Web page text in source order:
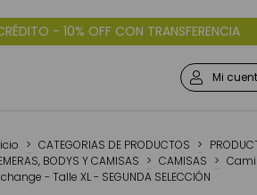
3 CUOTAS SIN INTERÉS DÉBITO
Mi
> CATEGORIAS DE PRODUCTOS >
BODYS Y CAMISAS > CAMISAS >
- Talle XL - SEGUNDA SELECCIÓN